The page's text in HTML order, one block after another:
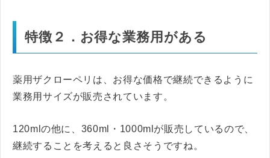
特徴２．お得な業務用がある
薬用ザクローペリは、お得な価格で継続できるように
業務用サイズが販売されています。
120mlの他に、360ml・1000mlが販売しているので、
継続することを考えると良さそうですね。